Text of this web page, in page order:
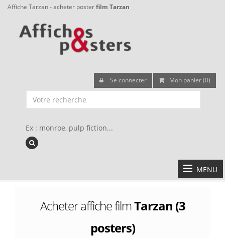
Affiche Tarzan - acheter posterfilm Tarzan
Se connecter Mon panier (0)
Ex : monroe, pulp fiction...
MENU
Acheter affiche filmTarzan (3
posters)